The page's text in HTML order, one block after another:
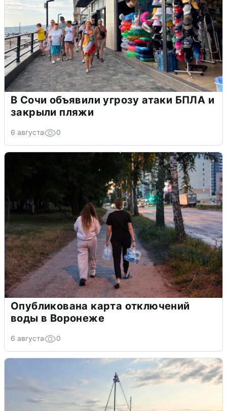
В Сочи объявили угрозу атаки БПЛА и
закрыли пляжи
6 августа 0
Опубликована карта отключений
воды в Воронеже
6 августа 0